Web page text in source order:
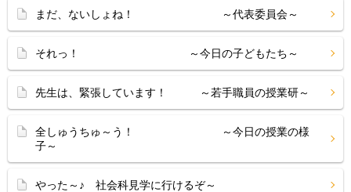
まだ、ないしょね！ ～代表委員会～
それっ！ ～今日の子どもたち～
先生は、緊張しています！ ～若手職員の授業研～
全しゅうちゅ～う！ ～今日の授業の様
子～
やった～♪ 社会科見学に行けるぞ～